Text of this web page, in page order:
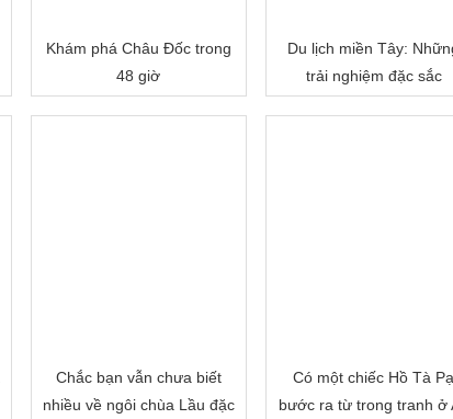
Khám phá Châu Đốc trong
48 giờ
Du lịch miền Tây:
trải nghiệm đặc sắc
Chắc bạn vẫn chưa biết
nhiều về ngôi chùa Lầu đặc
Có một chiếc Hồ Tà
bước ra từ trong tranh ở